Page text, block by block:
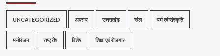
UNCATEGORIZED अपराध उत्तराखंड खेल धर्म एवं संस्कृति
मनोरंजन राष्ट्रीय विशेष शिक्षा एवं रोजगार